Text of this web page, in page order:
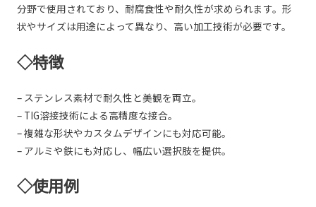
分野で使用されており、耐腐食性や耐久性が求められます。形
状やサイズは用途によって異なり、高い加工技術が必要です。
◇特徴
– ステンレス素材で耐久性と美観を両立。
– TIG溶接技術による高精度な接合。
– 複雑な形状やカスタムデザインにも対応可能。
– アルミや鉄にも対応し、幅広い選択肢を提供。
◇使用例